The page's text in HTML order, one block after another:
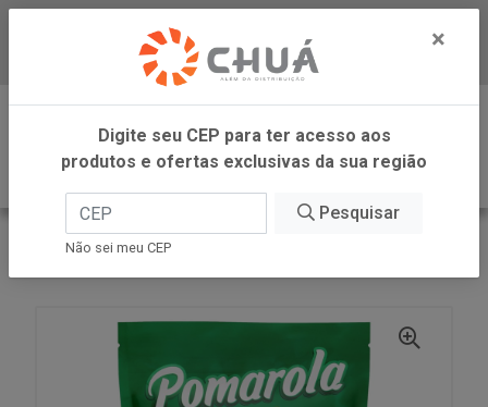
Baixe já nosso APP
0
INÍCIO
CARGILL VAREJO
×
Digite seu CEP para ter acesso aos
produtos e ofertas exclusivas da sua região
Pesquisar
Não sei meu CEP